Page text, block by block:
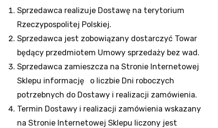
Sprzedawca realizuje Dostawę na terytorium
Rzeczypospolitej Polskiej.
Sprzedawca jest zobowiązany dostarczyć Towar
będący przedmiotem Umowy sprzedaży bez wad.
Sprzedawca zamieszcza na Stronie Internetowej
Sklepu informację o liczbie Dni roboczych
potrzebnych do Dostawy i realizacji zamówienia.
Termin Dostawy i realizacji zamówienia wskazany
na Stronie Internetowej Sklepu liczony jest